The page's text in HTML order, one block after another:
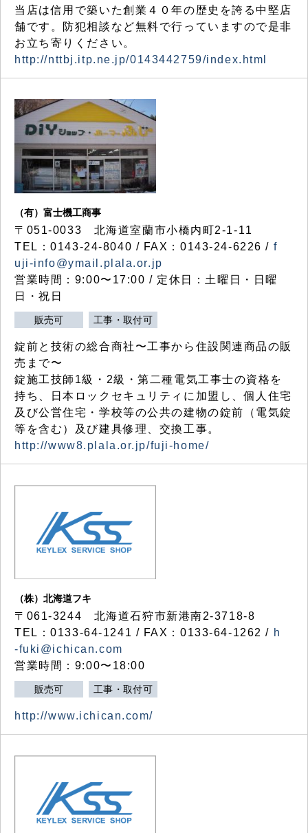
当店は信用で築いた創業４０年の歴史を誇る中堅店
舗です。防犯相談など無料で行っていますので是非
お立ち寄りください。
http://nttbj.itp.ne.jp/0143442759/index.html
（有）富士機工商事
〒051-0033 北海道室蘭市小橋内町2-1-11
TEL：0143-24-8040 / FAX：0143-24-6226 / f
uji-info@ymail.plala.or.jp
営業時間：9:00〜17:00 / 定休日：土曜日・日曜
日・祝日
販売可 工事・取付可
錠前と技術の総合商社〜工事から住設関連商品の販
売まで〜
錠施工技師1級・2級・第二種電気工事士の資格を
持ち、日本ロックセキュリティに加盟し、個人住宅
及び公営住宅・学校等の公共の建物の錠前（電気錠
等を含む）及び建具修理、交換工事。
http://www8.plala.or.jp/fuji-home/
（株）北海道フキ
〒061-3244 北海道石狩市新港南2-3718-8
TEL：0133-64-1241 / FAX：0133-64-1262 / h
-fuki@ichican.com
営業時間：9:00〜18:00
販売可 工事・取付可
http://www.ichican.com/